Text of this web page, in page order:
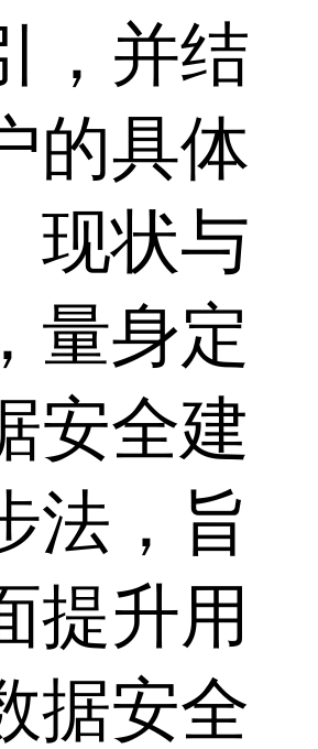
，并结
的具体
现状与
量身定
安全建
法，旨
提升用
据安全